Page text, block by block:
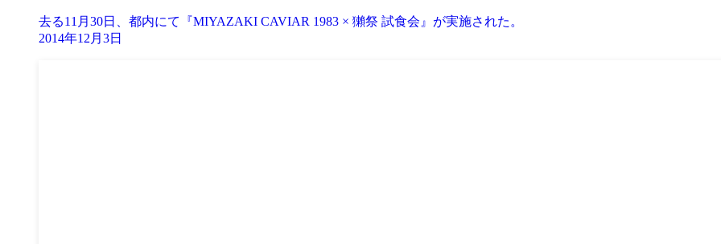
去る11月30日、都内にて『MIYAZAKI CAVIAR 1983 × 獺祭 試食会』が実施された。
2014年12月3日